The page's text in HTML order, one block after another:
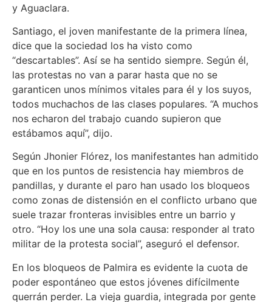
y Aguaclara.
Santiago, el joven manifestante de la primera línea,
dice que la sociedad los ha visto como
“descartables”. Así se ha sentido siempre. Según él,
las protestas no van a parar hasta que no se
garanticen unos mínimos vitales para él y los suyos,
todos muchachos de las clases populares. “A muchos
nos echaron del trabajo cuando supieron que
estábamos aquí”, dijo.
Según Jhonier Flórez, los manifestantes han admitido
que en los puntos de resistencia hay miembros de
pandillas, y durante el paro han usado los bloqueos
como zonas de distensión en el conflicto urbano que
suele trazar fronteras invisibles entre un barrio y
otro. “Hoy los une una sola causa: responder al trato
militar de la protesta social”, aseguró el defensor.
En los bloqueos de Palmira es evidente la cuota de
poder espontáneo que estos jóvenes difícilmente
querrán perder. La vieja guardia, integrada por gente